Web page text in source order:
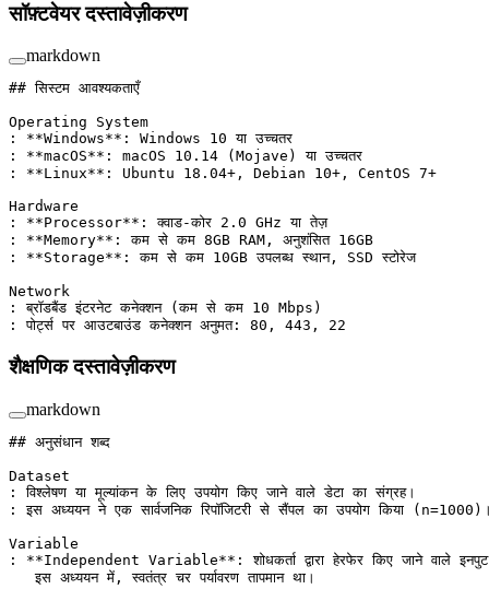
सॉफ़्टवेयर दस्तावेज़ीकरण
markdown
## सिस्टम आवश्यकताएँ
Operating System
: **Windows** : Windows 10 या उच्चतर
: **macOS** : macOS 10.14 (Mojave) या उच्चतर
: **Linux** : Ubuntu 18.04+, Debian 10+, CentOS 7+
Hardware
: **Processor** : क्वाड-कोर 2.0 GHz या तेज़
: **Memory** : कम से कम 8GB RAM, अनुशंसित 16GB
: **Storage** : कम से कम 10GB उपलब्ध स्थान, SSD स्टोरेज
Network
: ब्रॉडबैंड इंटरनेट कनेक्शन (कम से कम 10 Mbps)
: पोर्ट्स पर आउटबाउंड कनेक्शन अनुमत: 80, 443, 22
शैक्षणिक दस्तावेज़ीकरण
markdown
## अनुसंधान शब्द
Dataset
: विश्लेषण या मूल्यांकन के लिए उपयोग किए जाने वाले डेटा का संग्रह।
: इस अध्ययन ने एक सार्वजनिक रिपॉजिटरी से सैंपल का उपयोग किया
Variable
: **Independent Variable** : शोधकर्ता द्वारा हेरफेर किए जाने वाले
   इस अध्ययन में, स्वतंत्र चर पर्यावरण तापमान था।